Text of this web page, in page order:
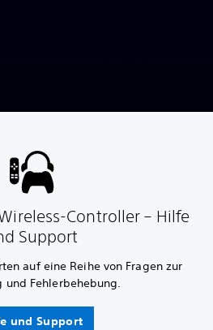
Controller – Hilfe
Support
auf eine Reihe von Fragen zur
und Fehlerbehebung.
und Support